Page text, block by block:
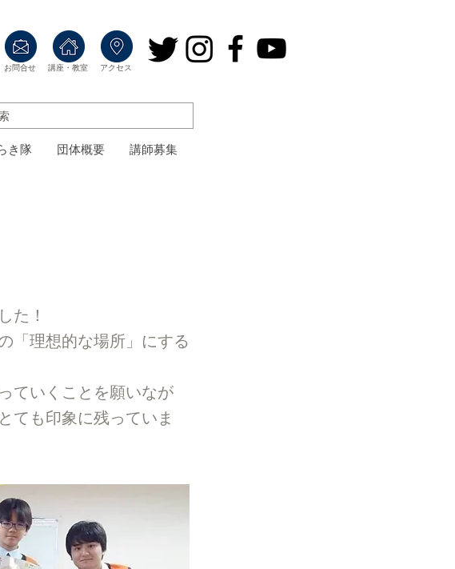
​お問合せ ​講座・教室 ​アクセス
き隊 団体概要 講師募集
た！
「理想的な場所」にする
ていくことを願いなが
ても印象に残っていま